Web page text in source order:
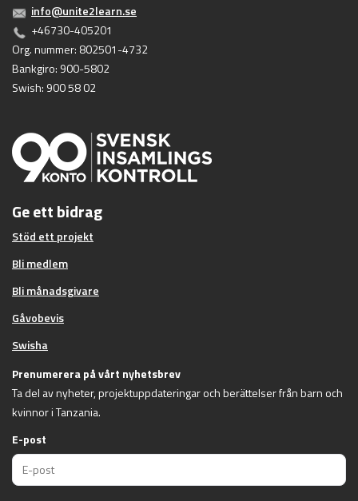
info@unite2learn.se
+46730-405201
Org. nummer: 802501-4732
Bankgiro: 900-5802
Swish: 900 58 02
Ge ett bidrag
Stöd ett projekt
Bli medlem
Bli månadsgivare
Gåvobevis
Swisha
Prenumerera på vårt nyhetsbrev
Ta del av nyheter, projektuppdateringar och berättelser från barn och
kvinnor i Tanzania.
E-post